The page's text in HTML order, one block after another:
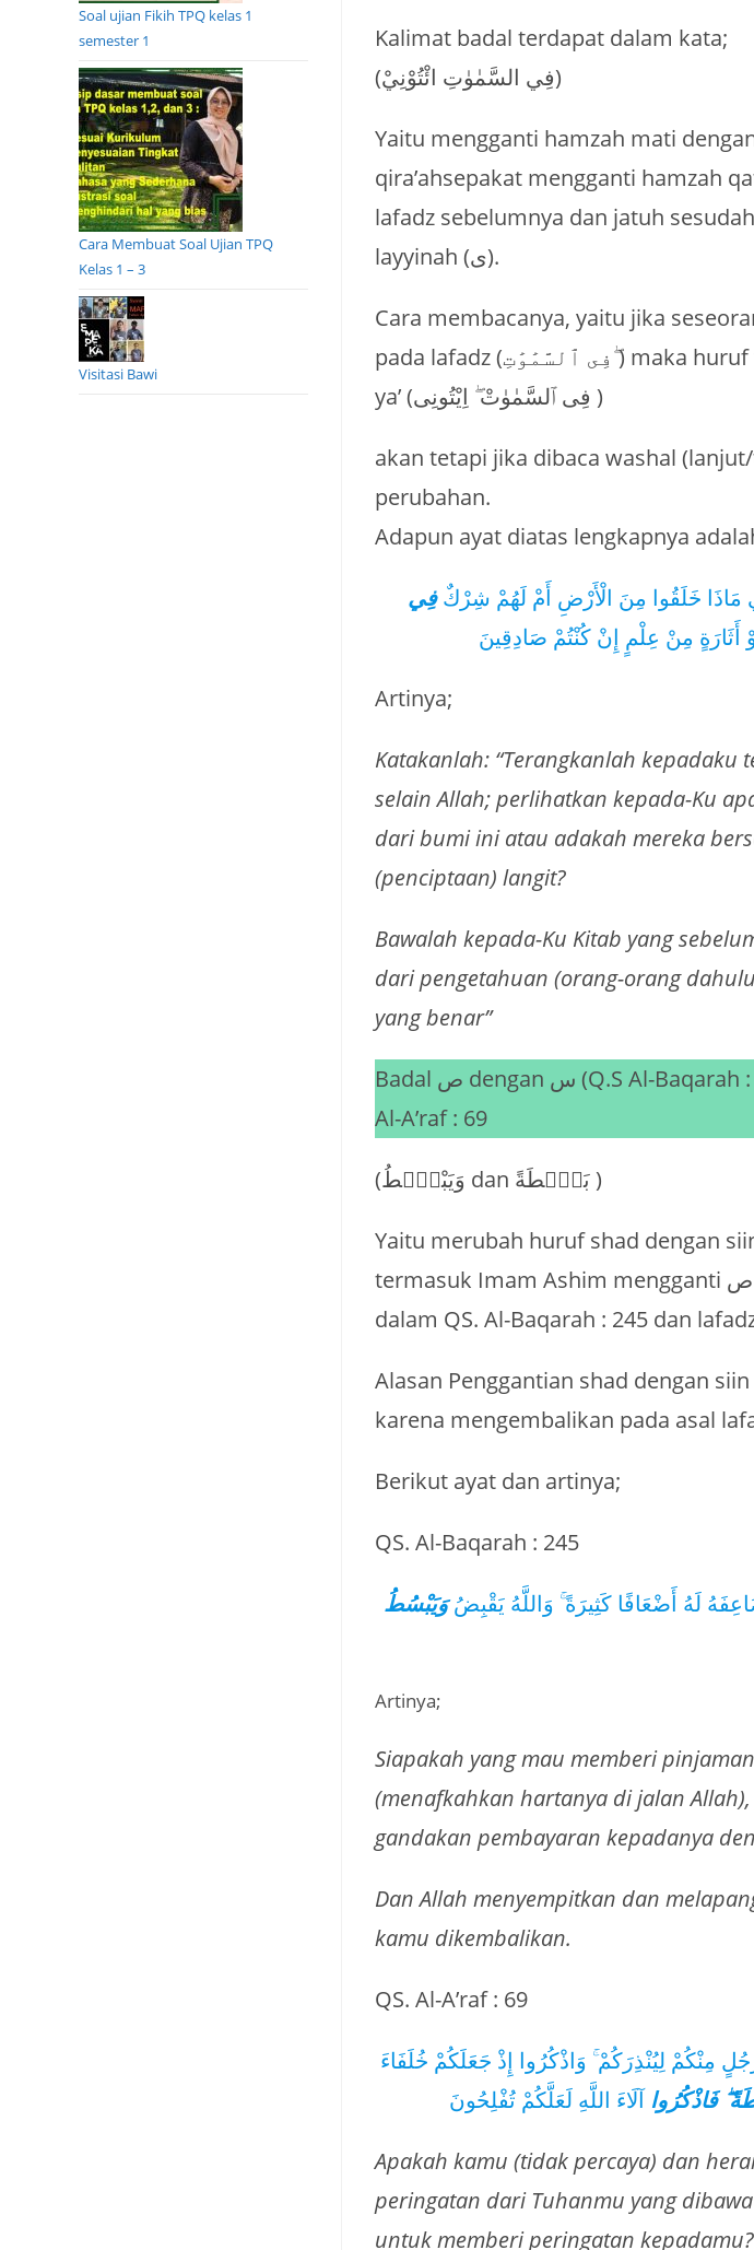
Kalimat badal terdapat dalam kata;
(فِي السَّمٰوٰتِ ائْتُوْنِيْ)
Yaitu mengganti hamzah mati
qira’ahsepakat mengganti hamzah
lafadz sebelumnya dan jatuh
layyinah (ى).
Cara membacanya, yaitu jika
pada lafadz (فِى ٱلسَّمَٰوَٰتِ ۖ) maka huruf ta’ mati dan hamzah mati diganti
ya’ (فِى ٱلسَّمٰوٰتْ ۖ اِيْتُونِى )
akan tetapi jika dibaca washal
perubahan.
Adapun ayat diatas lengkapnya
مَاذَا خَلَقُوا مِنَ الْأَرْضِ أَمْ لَهُمْ شِرْكٌفِي
أَثَارَةٍ مِنْ عِلْمٍ إِنْ كُنْتُمْ صَادِقِينَ
Artinya;
Katakanlah: “Terangkanlah kepadaku
selain Allah; perlihatkan kepada-Ku
dari bumi ini atau adakah mereka
(penciptaan) langit?
Bawalah kepada-Ku Kitab yang
dari pengetahuan (orang-orang
yang benar”
Badal ص dengan س (Q.S Al-Baqarah : 245 dan lafadz بَصْۜطَةً dalam QS.
Al-A’raf : 69
(وَيَبْصُۜطُ dan بَصْۜطَةً )
Yaitu merubah huruf shad dengan
termasuk Imam Ashim mengganti ص dengan س pada lafadz وَيَبْصُۜطُ
Alasan Penggantian shad dengan
Berikut ayat dan artinya;
QS. Al-Baqarah : 245
لَهُ أَضْعَافًا كَثِيرَةً ۚ وَاللَّهُ يَقْبِضُوَيَبْسُطُ
Artinya;
Siapakah yang mau memberi
(menafkahkan hartanya di jalan
gandakan pembayaran kepadanya
Dan Allah menyempitkan dan
kamu dikembalikan.
QS. Al-A’raf : 69
مِنْكُمْ لِيُنْذِرَكُمْ ۚ وَاذْكُرُوا إِذْ جَعَلَكُمْ خُلَفَاءَ
فَاذْكُرُوا آلَاءَ اللَّهِ لَعَلَّكُمْ تُفْلِحُونَ
Apakah kamu (tidak percaya) dan
peringatan dari Tuhanmu yang
untuk memberi peringatan
Soal ujian Fikih TPQ kelas 1
semester 1
Cara Membuat Soal Ujian TPQ
Kelas 1 – 3
Visitasi Bawi